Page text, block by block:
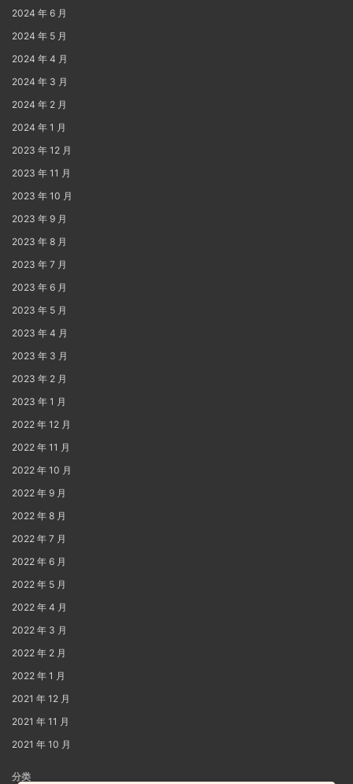
2024 年 6 月
2024 年 5 月
2024 年 4 月
2024 年 3 月
2024 年 2 月
2024 年 1 月
2023 年 12 月
2023 年 11 月
2023 年 10 月
2023 年 9 月
2023 年 8 月
2023 年 7 月
2023 年 6 月
2023 年 5 月
2023 年 4 月
2023 年 3 月
2023 年 2 月
2023 年 1 月
2022 年 12 月
2022 年 11 月
2022 年 10 月
2022 年 9 月
2022 年 8 月
2022 年 7 月
2022 年 6 月
2022 年 5 月
2022 年 4 月
2022 年 3 月
2022 年 2 月
2022 年 1 月
2021 年 12 月
2021 年 11 月
2021 年 10 月
分类